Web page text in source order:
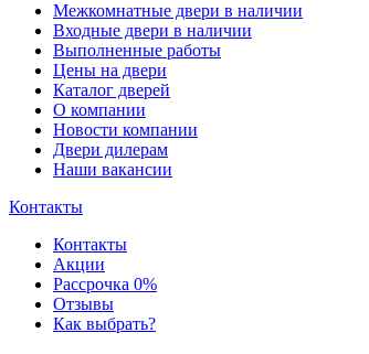
Межкомнатные двери в наличии
Входные двери в наличии
Выполненные работы
Цены на двери
Каталог дверей
О компании
Новости компании
Двери дилерам
Наши вакансии
Контакты
Контакты
Акции
Рассрочка 0%
Отзывы
Как выбрать?